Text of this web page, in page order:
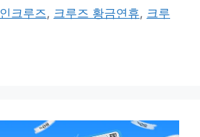
인크루즈, 크루즈 황금연휴, 크루